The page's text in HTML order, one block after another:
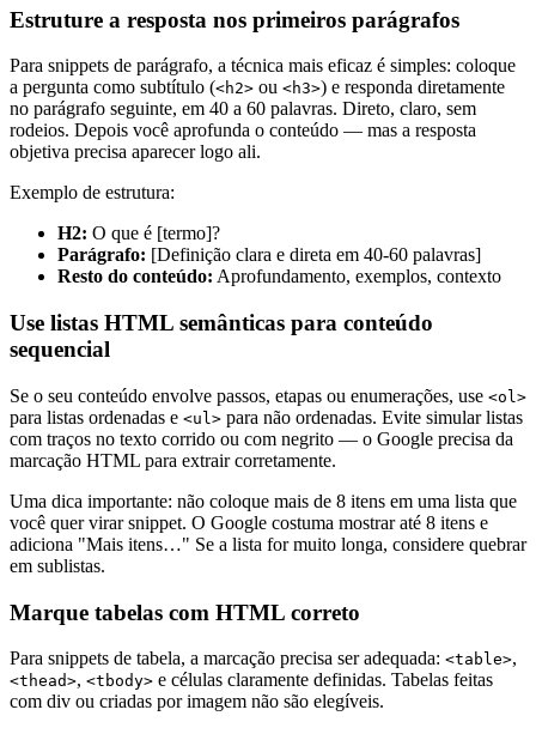
Estruture a resposta nos primeiros parágrafos
Para snippets de parágrafo, a técnica mais eficaz é simples: coloque
a pergunta como subtítulo (<h2> ou <h3>) e responda diretamente
no parágrafo seguinte, em 40 a 60 palavras. Direto, claro, sem
rodeios. Depois você aprofunda o conteúdo — mas a resposta
objetiva precisa aparecer logo ali.
Exemplo de estrutura:
H2: O que é [termo]?
Parágrafo: [Definição clara e direta em 40-60 palavras]
Resto do conteúdo: Aprofundamento, exemplos, contexto
Use listas HTML semânticas para conteúdo
sequencial
Se o seu conteúdo envolve passos, etapas ou enumerações, use <ol>
para listas ordenadas e <ul> para não ordenadas. Evite simular listas
com traços no texto corrido ou com negrito — o Google precisa da
marcação HTML para extrair corretamente.
Uma dica importante: não coloque mais de 8 itens em uma lista que
você quer virar snippet. O Google costuma mostrar até 8 itens e
adiciona "Mais itens…" Se a lista for muito longa, considere quebrar
em sublistas.
Marque tabelas com HTML correto
Para snippets de tabela, a marcação precisa ser adequada: <table>,
<thead>, <tbody> e células claramente definidas. Tabelas feitas
com div ou criadas por imagem não são elegíveis.